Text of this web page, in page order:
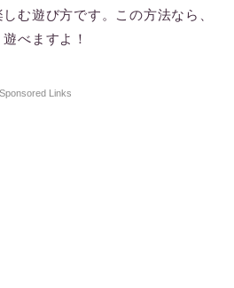
む遊び方です。この方法なら、
べますよ！
Sponsored Links